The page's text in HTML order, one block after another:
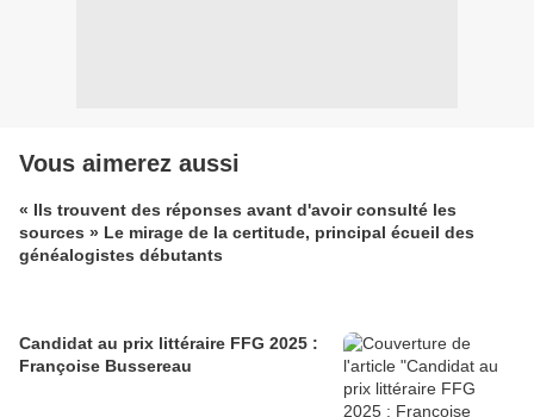
Vous aimerez aussi
« Ils trouvent des réponses avant d'avoir consulté les
sources » Le mirage de la certitude, principal écueil des
généalogistes débutants
Candidat au prix littéraire FFG 2025 :
Françoise Bussereau